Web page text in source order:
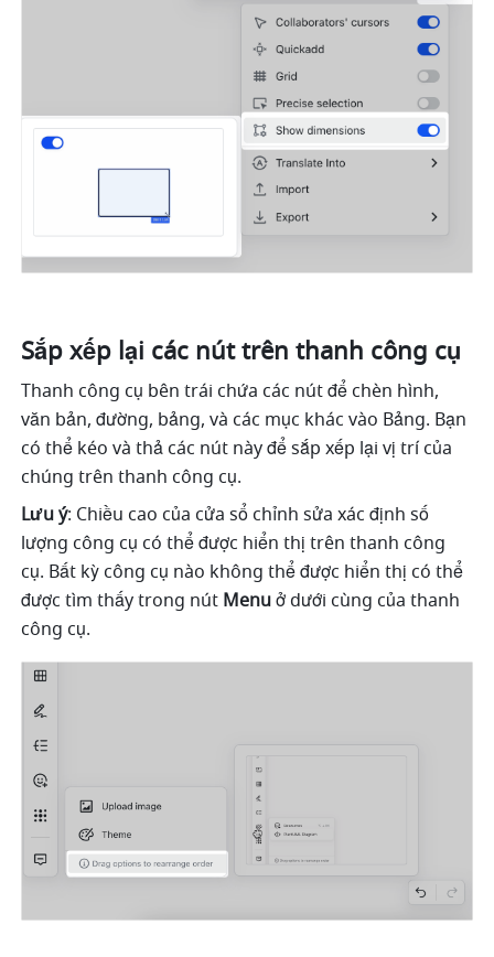
Sắp xếp lại các nút trên thanh công cụ
Thanh công cụ bên trái chứa các nút để chèn hình,
văn bản, đường, bảng, và các mục khác vào Bảng. Bạn
có thể kéo và thả các nút này để sắp xếp lại vị trí của
chúng trên thanh công cụ.
Lưu ý: Chiều cao của cửa sổ chỉnh sửa xác định số
lượng công cụ có thể được hiển thị trên thanh công
cụ. Bất kỳ công cụ nào không thể được hiển thị có thể
được tìm thấy trong nút Menu ở dưới cùng của thanh
công cụ.